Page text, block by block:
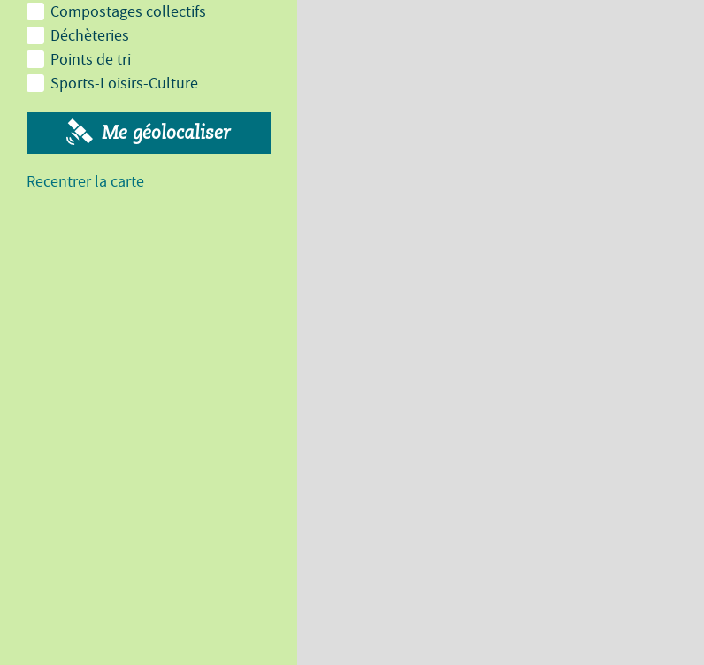
Compostages collectifs
Déchèteries
Points de tri
Sports-Loisirs-Culture
Me géolocaliser
Recentrer la carte